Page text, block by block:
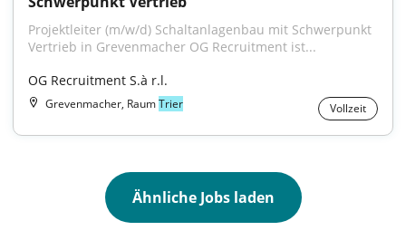
Projektleiter (m/w/d) Schaltanlagenbau mit Schwerpunkt
Vertrieb in Grevenmacher OG Recruitment ist...
OG Recruitment S.à r.l.
Grevenmacher, RaumTrier Vollzeit
Ähnliche Jobs laden